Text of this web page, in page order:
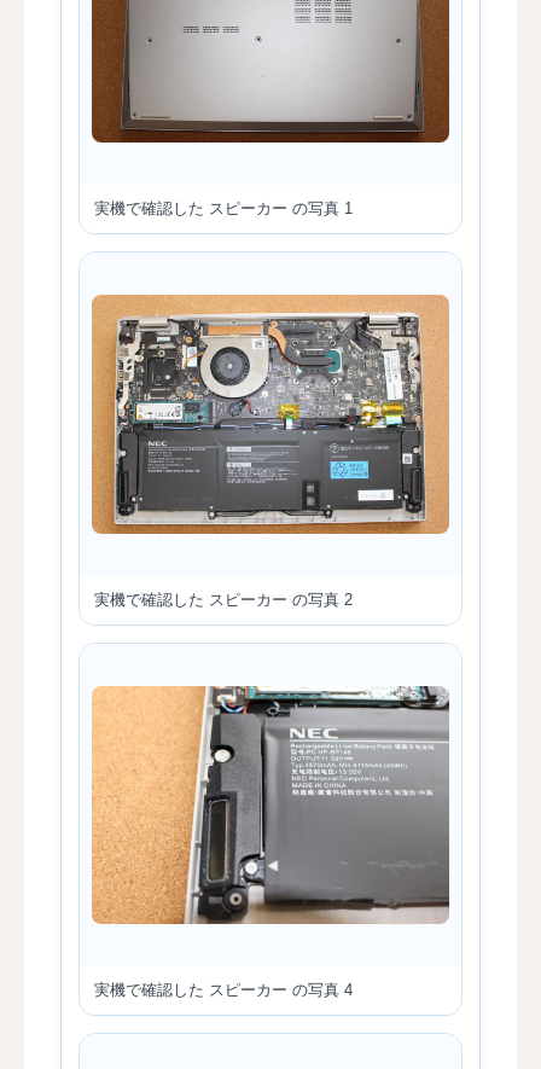
実機で確認した スピーカー の写真 1
実機で確認した スピーカー の写真 2
実機で確認した スピーカー の写真 4